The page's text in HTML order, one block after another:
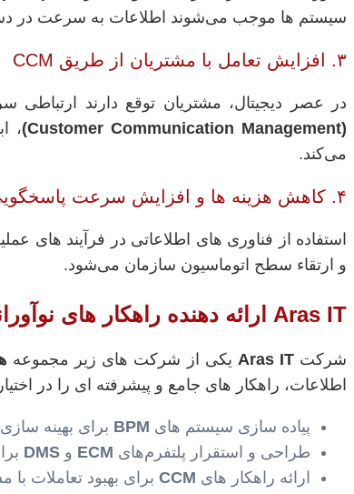
سیستم‌ ها موجب می‌شوند اطلاعات به‌ سرعت در
۳. افزایش تعامل با مشتریان از طریق CCM
در عصر دیجیتال، مشتریان توقع دارند
(Customer Communication Management)
،
می‌کند.
۴. کاهش هزینه‌ ها و افزایش سرعت پاسخگویی
استفاده از فناوری‌ های اطلاعاتی در فرآیند های
و ارتقاء سطح اتوماسیون سازمان می‌شود.
Aras IT ارائه‌ دهنده راهکار های نوآورانه در فناوری سازمانی
شرکتAras IT یکی از شرکت‌ های زیر مجموعه
اطلاعات، راهکار های جامع و پیشرفته‌ ای را در
پیاده‌ سازی سیستم‌ های BPM برای بهینه‌
طراحی و استقرار پلتفرم‌های ECM و DMS
ارائه راهکار های CCM برای بهبود تعاملات با